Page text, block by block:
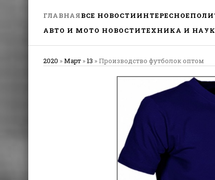
ГЛАВНАЯВСЕ НОВОСТИИНТЕРЕСНОЕ
АВТО И МОТО НОВОСТИТЕХНИКА И
2020 »Март »13 » Производство футболок оптом